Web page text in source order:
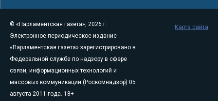
© «Парламентская газета», 2026 г.
Электронное периодическое издание
«Парламентская газета» зарегистрировано в
Федеральной службе по надзору в сфере
связи, информационных технологий и
массовых коммуникаций (Роскомнадзор) 05
августа 2011 года. 18+
Карта сайта